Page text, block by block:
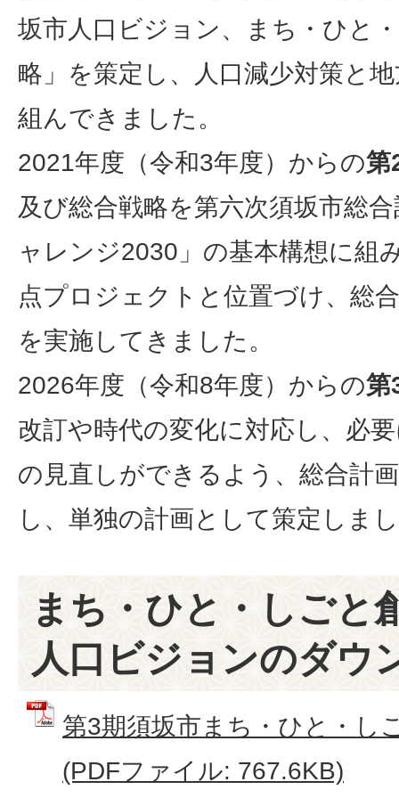
坂市人口ビジョン、まち・ひと
略」を策定し、人口減少対策と
組んできました。
2021年度（令和3年度）からの第
及び総合戦略を第六次須坂市総
ャレンジ2030」の基本構想に組
点プロジェクトと位置づけ、総
を実施してきました。
2026年度（令和8年度）からの第
改訂や時代の変化に対応し、必
の見直しができるよう、総合計
し、単独の計画として策定しま
まち・ひと・しごと
人口ビジョンのダウ
第3期須坂市まち・ひと・し
(PDFファイル: 767.6KB)